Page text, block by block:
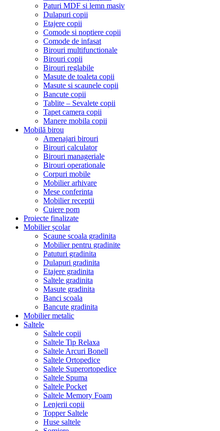
Paturi MDF si lemn masiv
Dulapuri copii
Etajere copii
Comode si noptiere copii
Comode de infasat
Birouri multifunctionale
Birouri copii
Birouri reglabile
Masute de toaleta copii
Masute si scaunele copii
Bancute copii
Tablite – Sevalete copii
Tapet camera copii
Manere mobila copii
Mobilă birou
Amenajari birouri
Birouri calculator
Birouri manageriale
Birouri operationale
Corpuri mobile
Mobilier arhivare
Mese conferinta
Mobilier receptii
Cuiere pom
Proiecte finalizate
Mobilier școlar
Scaune scoala gradinita
Mobilier pentru gradinite
Patuturi gradinita
Dulapuri gradinita
Etajere gradinita
Saltele gradinita
Masute gradinita
Banci scoala
Bancute gradinita
Mobilier metalic
Saltele
Saltele copii
Saltele Tip Relaxa
Saltele Arcuri Bonell
Saltele Ortopedice
Saltele Superortopedice
Saltele Spuma
Saltele Pocket
Saltele Memory Foam
Lenjerii copii
Topper Saltele
Huse saltele